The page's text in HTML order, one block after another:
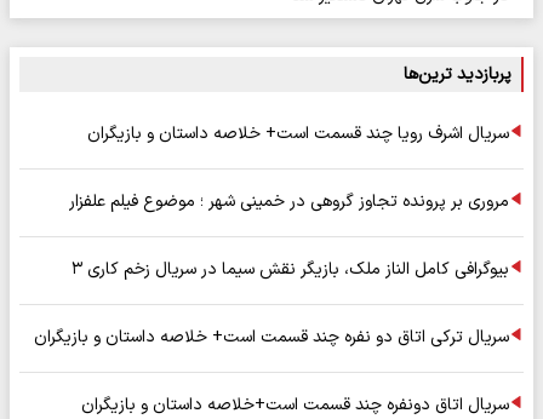
پربازدید ترین‌ها
سریال اشرف رویا چند قسمت است+ خلاصه داستان و بازیگران
مروری بر پرونده تجاوز گروهی در خمینی شهر ؛ موضوع فیلم علفزار
بیوگرافی کامل الناز ملک، بازیگر نقش سیما در سریال زخم کاری ۳
سریال ترکی اتاق دو نفره چند قسمت است+ خلاصه داستان و بازیگران
سریال اتاق دونفره چند قسمت است+خلاصه داستان و بازیگران